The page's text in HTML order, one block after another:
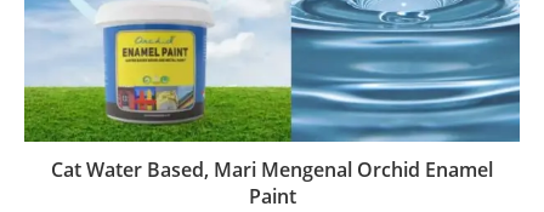
Cat Water Based, Mari Mengenal Orchid Enamel
Paint